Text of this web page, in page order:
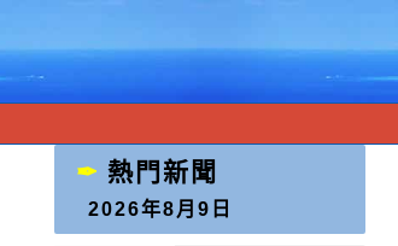
熱門新聞
2026年8月9日